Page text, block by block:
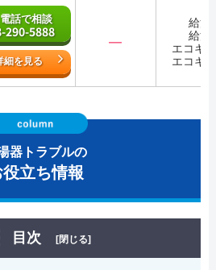
電話で相談
290-5888
細を見る
―
給湯
給湯
エコキ
エコキ
器トラブルの
役立ち情報
目次 [閉じる]